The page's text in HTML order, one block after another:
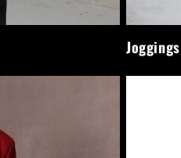
Joggings